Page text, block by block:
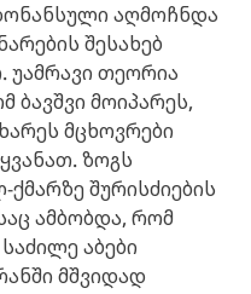
აღმოჩნდა
შესახებ
თეორია
ბავშვი მოიპარეს,
მცხოვრები
ზოგს
შურისძიების
ამბობდა, რომ
აბები
მშვიდად